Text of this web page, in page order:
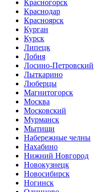
Красногорск
Краснодар
Красноярск
Курган
Курск
Липецк
Лобня
Лосино-Петровский
Лыткарино
Люберцы
Магнитогорск
Москва
Московский
Мурманск
Мытищи
Набережные челны
Нахабино
Нижний Новгород
Новокузнецк
Новосибирск
Ногинск